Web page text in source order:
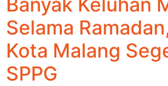
Selama
Kota Malang
SPPG